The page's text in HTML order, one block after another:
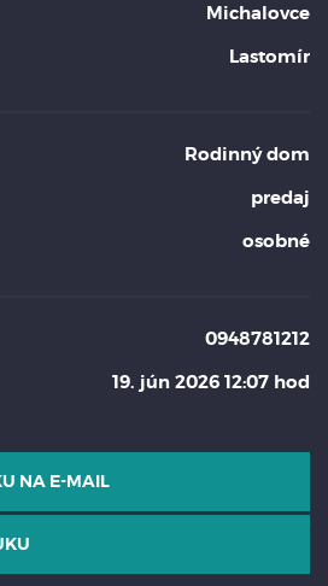
Michalovce
Lastomír
Rodinný dom
predaj
osobné
0948781212
19. jún 2026 12:07 hod
NA E-MAIL